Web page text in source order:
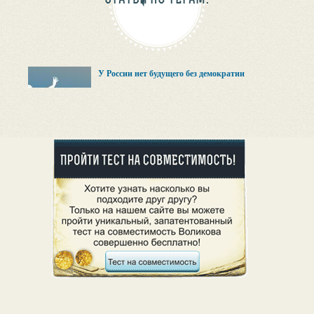
У России нет будущего без демократии